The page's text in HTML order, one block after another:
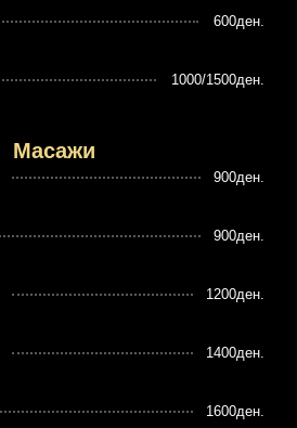
600ден.
1000/1500ден.
Масажи
900ден.
900ден.
1200ден.
1400ден.
1600ден.